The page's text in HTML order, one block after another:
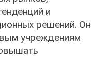
и
решений. Он
учреждениям